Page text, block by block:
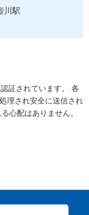
川駅
証されています。
各
理され安全に送信され
心配はありません。